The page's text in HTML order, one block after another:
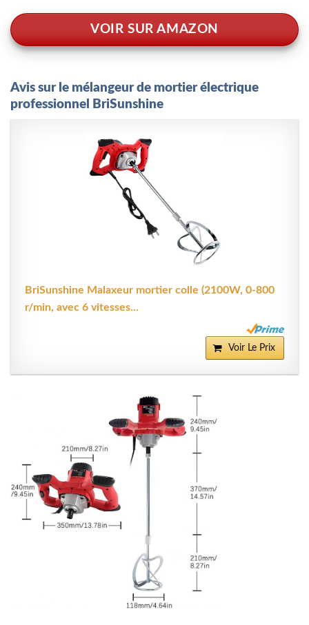
VOIR SUR AMAZON
Avis sur le mélangeur de mortier électrique
professionnel BriSunshine
BriSunshine Malaxeur mortier colle (2100W, 0-800
r/min, avec 6 vitesses...
Voir Le Prix